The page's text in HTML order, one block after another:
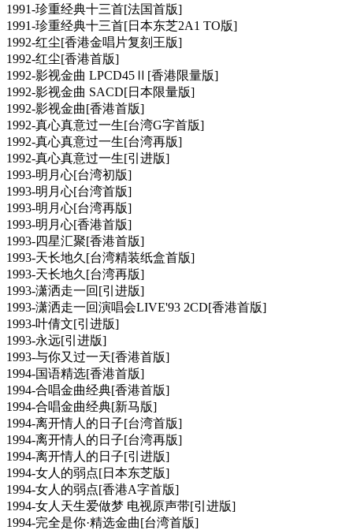
1991-珍重经典十三首[法国首版]
1991-珍重经典十三首[日本东芝2A1 TO版]
1992-红尘[香港金唱片复刻王版]
1992-红尘[香港首版]
1992-影视金曲 LPCD45Ⅱ[香港限量版]
1992-影视金曲 SACD[日本限量版]
1992-影视金曲[香港首版]
1992-真心真意过一生[台湾G字首版]
1992-真心真意过一生[台湾再版]
1992-真心真意过一生[引进版]
1993-明月心[台湾初版]
1993-明月心[台湾首版]
1993-明月心[台湾再版]
1993-明月心[香港首版]
1993-四星汇聚[香港首版]
1993-天长地久[台湾精装纸盒首版]
1993-天长地久[台湾再版]
1993-潇洒走一回[引进版]
1993-潇洒走一回演唱会LIVE'93 2CD[香港首版]
1993-叶倩文[引进版]
1993-永远[引进版]
1993-与你又过一天[香港首版]
1994-国语精选[香港首版]
1994-合唱金曲经典[香港首版]
1994-合唱金曲经典[新马版]
1994-离开情人的日子[台湾首版]
1994-离开情人的日子[台湾再版]
1994-离开情人的日子[引进版]
1994-女人的弱点[日本东芝版]
1994-女人的弱点[香港A字首版]
1994-女人天生爱做梦 电视原声带[引进版]
1994-完全是你·精选金曲[台湾首版]